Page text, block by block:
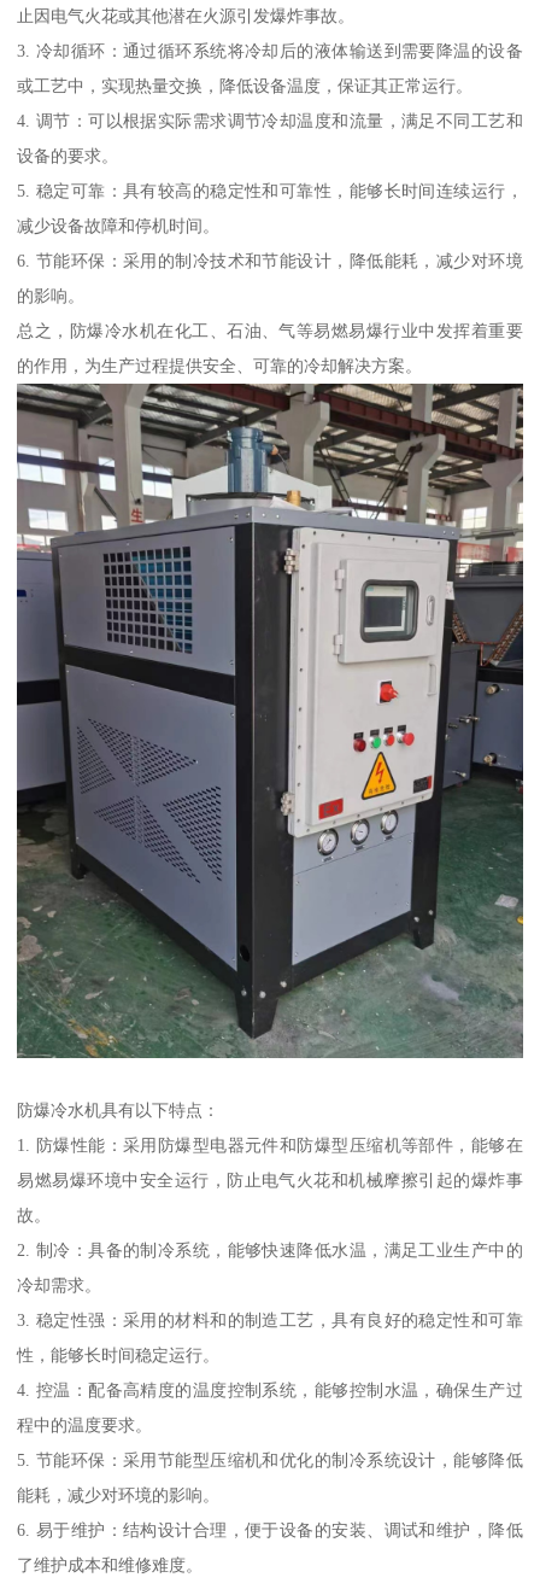
止因电气火花或其他潜在火源引发爆炸事故。
3. 冷却循环：通过循环系统将冷却后的液体输送到需要降温的设备
或工艺中，实现热量交换，降低设备温度，保证其正常运行。
4. 调节：可以根据实际需求调节冷却温度和流量，满足不同工艺和
设备的要求。
5. 稳定可靠：具有较高的稳定性和可靠性，能够长时间连续运行，
减少设备故障和停机时间。
6. 节能环保：采用的制冷技术和节能设计，降低能耗，减少对环境
的影响。
总之，防爆冷水机在化工、石油、气等易燃易爆行业中发挥着重要
的作用，为生产过程提供安全、可靠的冷却解决方案。
防爆冷水机具有以下特点：
1. 防爆性能：采用防爆型电器元件和防爆型压缩机等部件，能够在
易燃易爆环境中安全运行，防止电气火花和机械摩擦引起的爆炸事
故。
2. 制冷：具备的制冷系统，能够快速降低水温，满足工业生产中的
冷却需求。
3. 稳定性强：采用的材料和的制造工艺，具有良好的稳定性和可靠
性，能够长时间稳定运行。
4. 控温：配备高精度的温度控制系统，能够控制水温，确保生产过
程中的温度要求。
5. 节能环保：采用节能型压缩机和优化的制冷系统设计，能够降低
能耗，减少对环境的影响。
6. 易于维护：结构设计合理，便于设备的安装、调试和维护，降低
了维护成本和维修难度。